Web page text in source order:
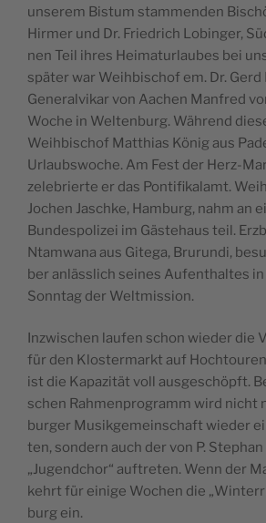
unse­rem Bis­tum stam­men­den
Hir­mer und Dr. Frie­drich Lobin­ger,
nen Teil ihres Hei­ma­tur­laubes bei
spä­ter war Weih­bi­schof em. Dr.
Gene­ral­vi­kar von Aachen Man­fred
Woche in Wel­ten­burg. Wäh­rend
Weih­bi­schof Mat­thias König aus
Urlaubs­woche. Am Fest der Herz-
zele­brierte er das Pon­ti­fi­ka­lamt.
Jochen Jaschke, Ham­burg, nahm an
Bun­des­po­li­zei im Gäs­te­haus teil.
Ntam­wa­na aus Gite­ga, Bru­run­di,
ber anläss­lich seines Aufen­thaltes
Sonn­tag der Weltmission.
Inz­wi­schen lau­fen schon wie­der die
für den Klos­ter­markt auf
ist die Kapa­zität voll aus­ges­chöpft.
schen Rah­men­pro­gramm wird nicht
bur­ger Musik­ge­mein­schaft wie­der
ten, son­dern auch der von P.
„Jugend­chor“ auf­tre­ten. Wenn der
kehrt für einige Wochen die
burg ein.